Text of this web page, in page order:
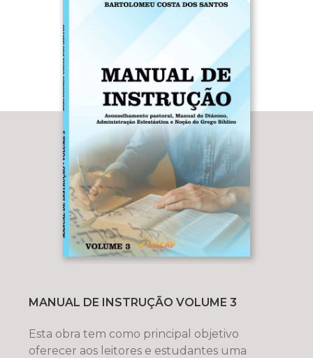
MANUAL DE INSTRUÇÃO VOLUME 3
Esta obra tem como principal objetivo
oferecer aos leitores e estudantes uma